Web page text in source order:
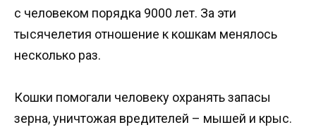
с человеком порядка 9000 лет. За эти
тысячелетия отношение к кошкам менялось
несколько раз.
Кошки помогали человеку охранять запасы
зерна, уничтожая вредителей – мышей и крыс.